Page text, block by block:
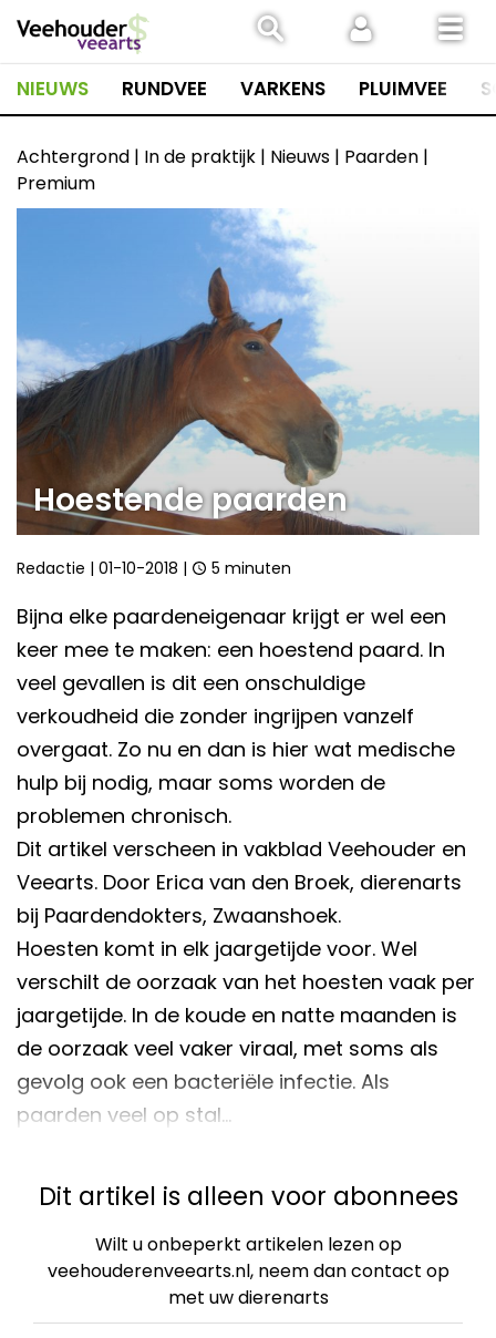
naar
inhoud
NIEUWS RUNDVEE VARKENS PLUIMVEE
Achtergrond | In de praktijk | Nieuws | Paarden |
Premium
Hoestende paarden
Redactie | 01-10-2018 | 5 minuten
Bijna elke paardeneigenaar krijgt er wel een
keer mee te maken: een hoestend paard. In
veel gevallen is dit een onschuldige
verkoudheid die zonder ingrijpen vanzelf
overgaat. Zo nu en dan is hier wat medische
hulp bij nodig, maar soms worden de
problemen chronisch.
Dit artikel verscheen in vakblad Veehouder en
Veearts. Door Erica van den Broek, dierenarts
bij Paardendokters, Zwaanshoek.
Hoesten komt in elk jaargetijde voor. Wel
verschilt de oorzaak van het hoesten vaak per
jaargetijde. In de koude en natte maanden is
de oorzaak veel vaker viraal, met soms als
gevolg ook een bacteriële infectie. Als
paarden veel op stal…
Dit artikel is alleen voor abonnees
Wilt u onbeperkt artikelen lezen op
veehouderenveearts.nl, neem dan contact op
met uw dierenarts